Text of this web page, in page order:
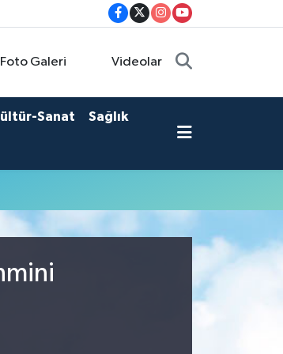
Foto Galeri Videolar
Sanat Sağlık